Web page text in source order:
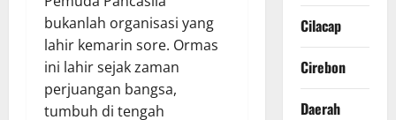
bukanlah organisasi yang
lahir kemarin sore. Ormas
ini lahir sejak zaman
perjuangan bangsa,
tumbuh di tengah
Cilacap
Cirebon
Daerah